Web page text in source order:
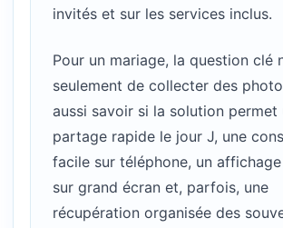
invités et sur les services inclus.
Pour un mariage, la question clé
seulement de collecter des
aussi savoir si la solution permet
partage rapide le jour J, une
facile sur téléphone, un
sur grand écran et, parfois, une
récupération organisée des